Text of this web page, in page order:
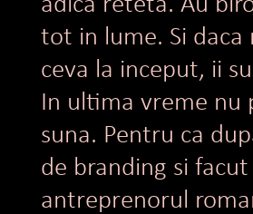
tot in lume. Si daca
ceva la inceput, ii
In ultima vreme nu
suna. Pentru ca
de branding si
antreprenorul